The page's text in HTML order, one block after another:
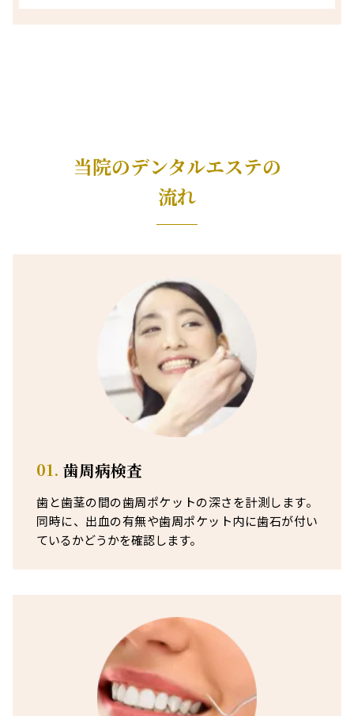
当院のデンタルエステの
流れ
01. 歯周病検査
歯と歯茎の間の歯周ポケットの深さを計測します。
同時に、出血の有無や歯周ポケット内に歯石が付い
ているかどうかを確認します。